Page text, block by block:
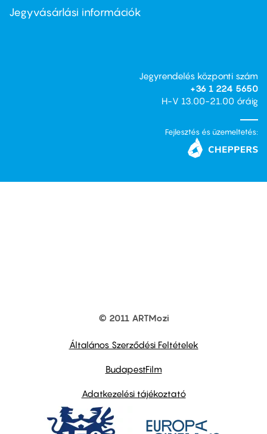
second
Jegyvásárlási információk
Jegyrendelés központi szám
+36 1 224 5650
H-V 13.00-21.00 óráig
Fejlesztés és üzemeltetés:
© 2011 ARTMozi
Általános Szerződési Feltételek
BudapestFilm
Adatkezelési tájékoztató